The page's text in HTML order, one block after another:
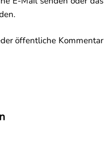
öffentliche Kommentar